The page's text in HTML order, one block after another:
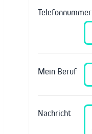
Telefonnummer
Mein Beruf
Nachricht